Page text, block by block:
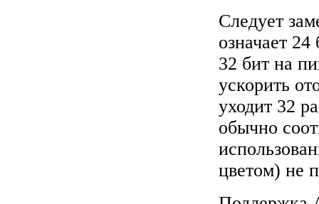
Следует
означает
32 бит на
ускорить
уходит 32
обычно
цветом) не